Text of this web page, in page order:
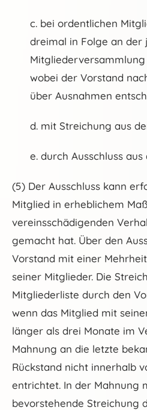
c. bei ordentlichen
dreimal in Folge an der
wobei der Vorstand
über Ausnahmen
d. mit Streichung aus
e. durch Ausschluss
(5) Der Ausschluss kann
Mitglied in erheblichem
vereinsschädigenden
gemacht hat. Über den
Vorstand mit einer
seiner Mitglieder. Die
Mitgliederliste durch den
wenn das Mitglied mit
länger als drei Monate im
Mahnung an die letzte
Rückstand nicht innerhalb
entrichtet. In der Mahnung
bevorstehende Streichung